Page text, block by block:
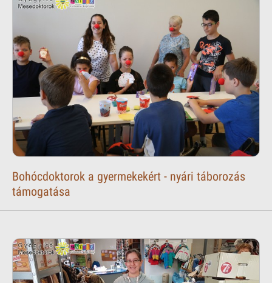
Bohócdoktorok a gyermekekért - nyári táborozás
támogatása